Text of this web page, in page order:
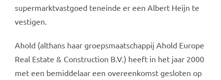
supermarktvastgoed teneinde er een Albert Heijn te
vestigen.
Ahold (althans haar groepsmaatschappij Ahold Europe
Real Estate & Construction B.V.) heeft in het jaar 2000
met een bemiddelaar een overeenkomst gesloten op